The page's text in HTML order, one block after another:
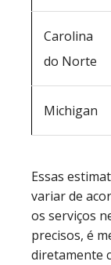
Carolina
do Norte
Michigan
Essas
variar de
os serviços
precisos, é
diretamente